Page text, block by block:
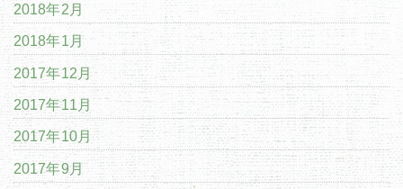
2018年2月
2018年1月
2017年12月
2017年11月
2017年10月
2017年9月